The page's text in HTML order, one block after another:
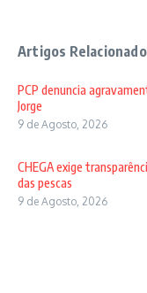
Artigos
PCP denuncia
Jorge
9 de Agosto, 2026
CHEGA exige
das pescas
9 de Agosto, 2026